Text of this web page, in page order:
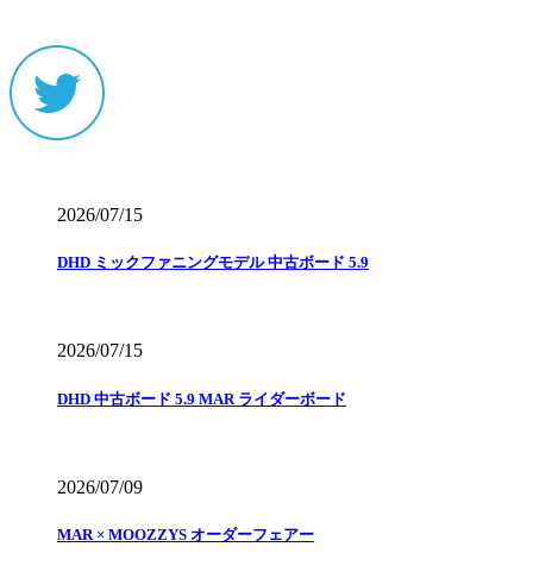
2026/07/15
DHD ミックファニングモデル 中古ボード 5.9
2026/07/15
DHD 中古ボード 5.9 MAR ライダーボード
2026/07/09
MAR × MOOZZYS オーダーフェアー